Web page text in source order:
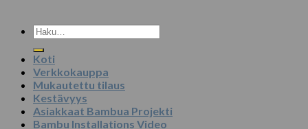
Etsi:
Koti
Verkkokauppa
Mukautettu tilaus
Kestävyys
Asiakkaat Bambua Projekti
Bambu Installations Video